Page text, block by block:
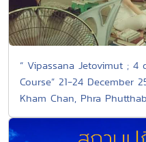
“ Vipassana Jetovimut ; 4
Course” 21-24 December
Kham Chan, Phra